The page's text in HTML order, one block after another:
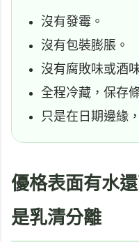
沒有發霉。
沒有包裝膨脹。
沒有腐敗味或酒
全程冷藏，保存
只是在日期邊緣
優格表面有水
是乳清分離